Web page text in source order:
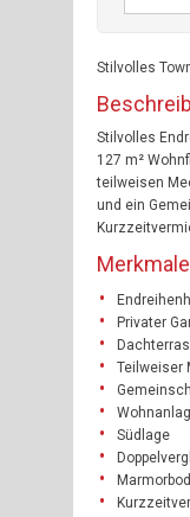
Stilvolles
Stilvolles
127 m²
teilweisen
und ein
Merkmale
Privater
Teilweiser
Südlage